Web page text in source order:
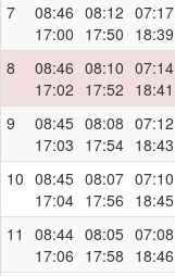
7
08:46
17:00
08:12
17:50
07:17
18:39
8
08:46
17:02
08:10
17:52
07:14
18:41
9
08:45
17:03
08:08
17:54
07:12
18:43
10 08:45
17:04
08:07
17:56
07:10
18:45
11
08:44
17:06
08:05
17:58
07:08
18:46